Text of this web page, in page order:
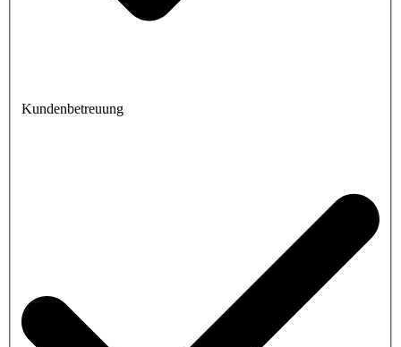
Kundenbetreuung